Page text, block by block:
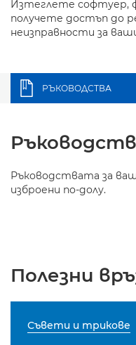
Изтеглете софтуер,
получете достъп до
неизправности за
РЪКОВОДСТВА
Ръководствата за
изброени по-долу.
Полезни
Съвети и трикове